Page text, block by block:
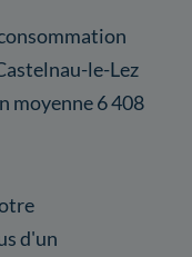
le-Lez
moyenne 6 408
d'un